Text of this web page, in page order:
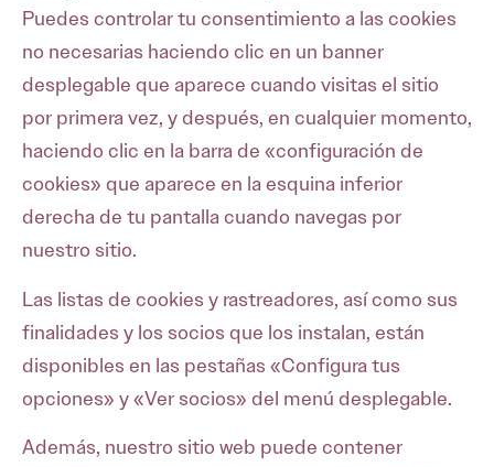
Puedes controlar tu consentimiento a las cookies
no necesarias haciendo clic en un banner
desplegable que aparece cuando visitas el sitio
por primera vez, y después, en cualquier momento,
haciendo clic en la barra de «configuración de
cookies» que aparece en la esquina inferior
derecha de tu pantalla cuando navegas por
nuestro sitio.
Las listas de cookies y rastreadores, así como sus
finalidades y los socios que los instalan, están
disponibles en las pestañas «Configura tus
opciones» y «Ver socios» del menú desplegable.
Además, nuestro sitio web puede contener